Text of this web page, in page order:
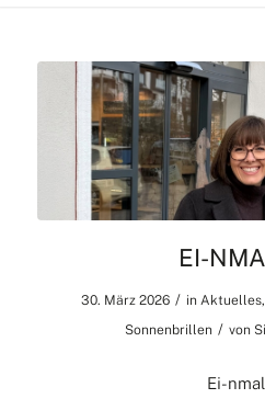
EI-
30. März 2026 / inAktuelles,
Sonnenbrillen / von
Ei-